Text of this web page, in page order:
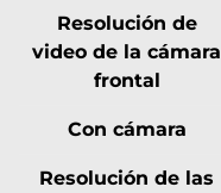
Resolución de
video de la cámara
frontal
Con cámara
Resolución de las